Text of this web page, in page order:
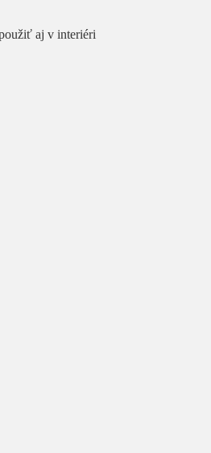
aj v interiéri